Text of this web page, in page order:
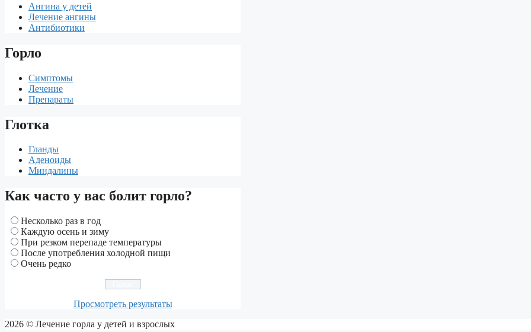
Ангина у детей
Лечение ангины
Антибиотики
Горло
Симптомы
Лечение
Препараты
Глотка
Гланды
Аденоиды
Миндалины
Как часто у вас болит горло?
Несколько раз в год
Каждую осень и зиму
При резком перепаде температуры
После употребления холодной пищи
Очень редко
Просмотреть результаты
2026 © Лечение горла у детей и взрослых